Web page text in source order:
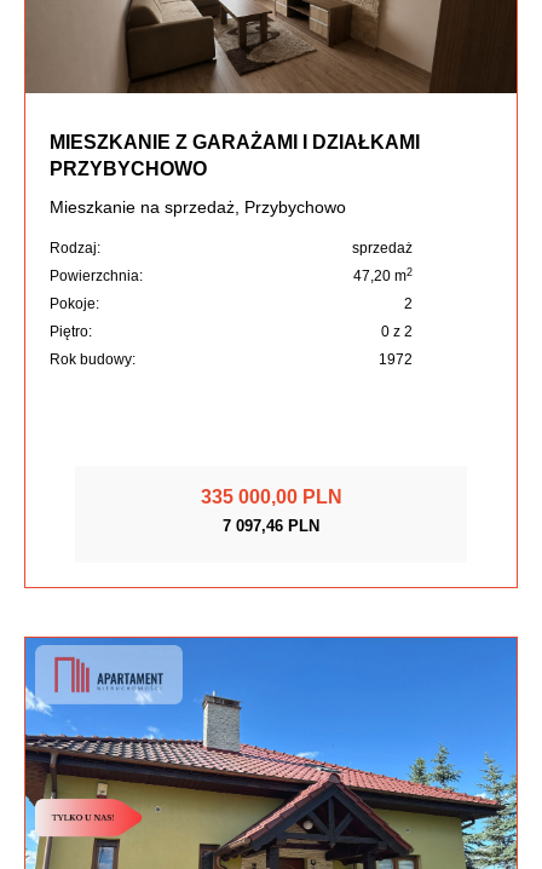
MIESZKANIE Z GARAŻAMI I DZIAŁKAMI
PRZYBYCHOWO
Mieszkanie na sprzedaż, Przybychowo
Rodzaj:
sprzedaż
Powierzchnia:
47,20 m2
Pokoje:
2
Piętro:
0 z 2
Rok budowy:
1972
335 000,00 PLN
7 097,46 PLN